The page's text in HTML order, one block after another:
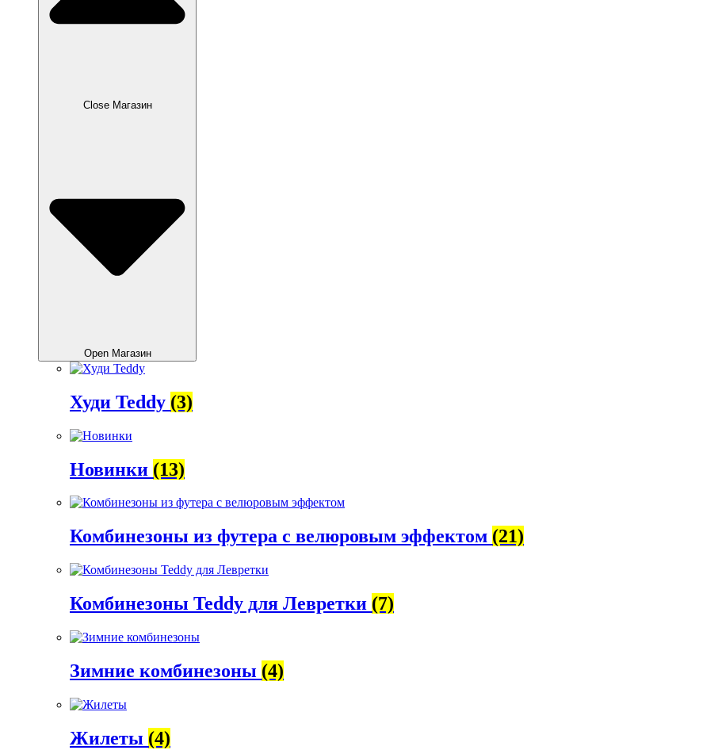
Close Магазин
Open Магазин
Худи Teddy (3)
Новинки (13)
Комбинезоны из футера с велюровым эффектом (21)
Комбинезоны Teddy для Левретки (7)
Зимние комбинезоны (4)
Жилеты (4)